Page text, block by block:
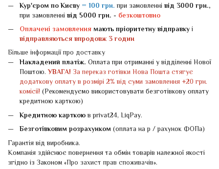
Кур'єром по Києву = 100 грн. при замовленні від 3000 грн.,
при замовленні від 5000 грн. - безкоштовно
Оплачені замовлення мають пріоритетну відправкуі
відправляються впродовж 3 годин
Більше інформації про доставку
Накладений платіж. Оплата при отриманні у відділенні Нової
Поштою.УВАГА! За переказ готівки Нова Пошта стягує
додаткову оплату в розмірі 2% від суми замовлення +20 грн.
комісії! (Рекомендуємо використовувати безготівкову оплату
кредитною карткою)
Кредитною карткоюв privat24, LiqPay.
Безготівковим розрахунком(оплата на р / рахунок ФОПа)
Гарантія від виробника.
Компанія здійснює повернення та обмін товарів належної якості
згідно із Законом «Про захист прав споживачів».